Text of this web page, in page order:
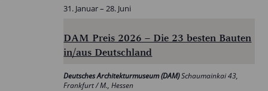
DAM Preis 2026 – Die 23 besten Bauten
in/aus Deutschland
31. Januar–28. Juni
Deutsches Architekturmuseum (DAM)Schaumainkai 43,
Frankfurt / M., Hessen